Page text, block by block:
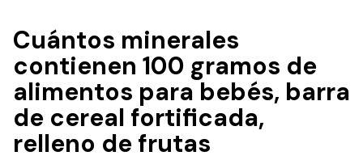
Cuántos minerales
contienen 100 gramos de
alimentos para bebés, barra
de cereal fortificada,
relleno de frutas